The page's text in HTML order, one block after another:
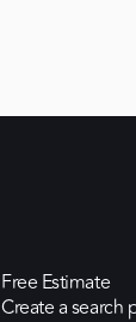
Free Estimate
Create a search